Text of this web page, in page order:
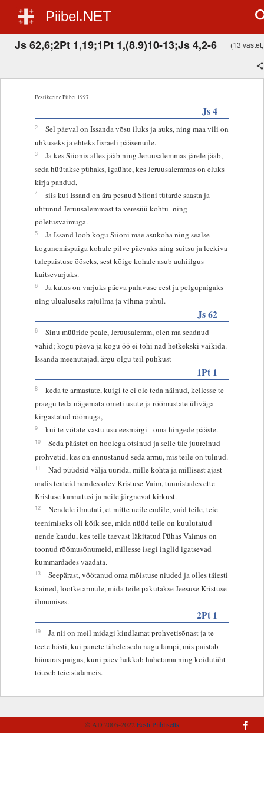
Piibel.NET
Js 62,6;2Pt 1,19;1Pt 1,(8.9)10-13;Js 4,2-6 (13
Eestikeelne Piibel 1997
Js 4
2
Sel päeval on Issanda võsu iluks ja auks, ning maa vili on
uhkuseks ja ehteks Iisraeli pääsenuile.
3
Ja kes Siionis alles jääb ning Jeruusalemmas järele jääb,
seda hüütakse pühaks, igaühte, kes Jeruusalemmas on eluks
kirja pandud,
4
siis kui Issand on ära pesnud Siioni tütarde saasta ja
uhtunud Jeruusalemmast ta veresüü kohtu- ning
põletusvaimuga.
5
Ja Issand loob kogu Siioni mäe asukoha ning sealse
kogunemispaiga kohale pilve päevaks ning suitsu ja leekiva
tulepaistuse ööseks, sest kõige kohale asub auhiilgus
kaitsevarjuks.
6
Ja katus on varjuks päeva palavuse eest ja pelgupaigaks
ning ulualuseks rajuilma ja vihma puhul.
Js 62
6
Sinu müüride peale, Jeruusalemm, olen ma seadnud
vahid; kogu päeva ja kogu öö ei tohi nad hetkekski vaikida.
Issanda meenutajad, ärgu olgu teil puhkust
1Pt 1
8
keda te armastate, kuigi te ei ole teda näinud, kellesse te
praegu teda nägemata ometi usute ja rõõmustate üliväga
kirgastatud rõõmuga,
9 kui te võtate vastu usu eesmärgi - oma hingede pääste.
10
Seda päästet on hoolega otsinud ja selle üle juurelnud
prohvetid, kes on ennustanud seda armu, mis teile on tulnud.
11
Nad püüdsid välja uurida, mille kohta ja millisest ajast
andis teateid nendes olev Kristuse Vaim, tunnistades ette
Kristuse kannatusi ja neile järgnevat kirkust.
12
Nendele ilmutati, et mitte neile endile, vaid teile, teie
teenimiseks oli kõik see, mida nüüd teile on kuulutatud
nende kaudu, kes teile taevast läkitatud Pühas Vaimus on
toonud rõõmusõnumeid, millesse isegi inglid igatsevad
kummardades vaadata.
13
Seepärast, vöötanud oma mõistuse niuded ja olles täiesti
kained, lootke armule, mida teile pakutakse Jeesuse Kristuse
ilmumises.
2Pt 1
19
Ja nii on meil midagi kindlamat prohvetisõnast ja te
teete hästi, kui panete tähele seda nagu lampi, mis paistab
hämaras paigas, kuni päev hakkab hahetama ning koidutäht
tõuseb teie südameis.
© AD 2005-2022Eesti Piibliselts